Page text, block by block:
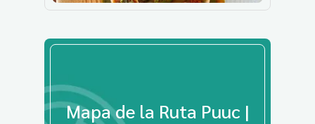
Mapa de la Ruta Puuc |